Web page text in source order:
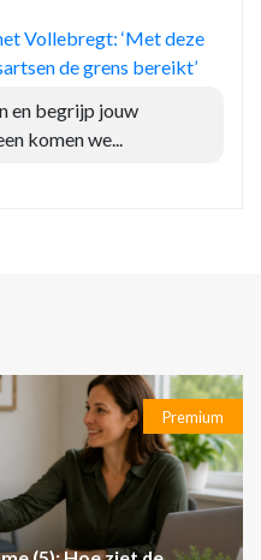
Vollebregt: ‘Met deze
de grens bereikt’
en begrijp jouw
komen we...
Premium